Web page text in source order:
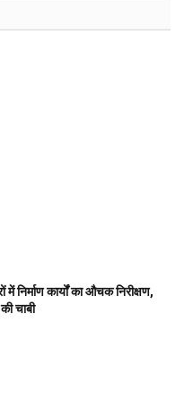
निर्माण कार्यों का औचक निरीक्षण,
चाबी